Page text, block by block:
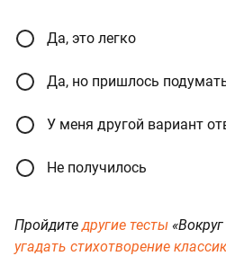
Да, это легко
Да, но пришлось
У меня другой вариант
Не получилось
Пройдитедругие тесты
угадать стихотворение